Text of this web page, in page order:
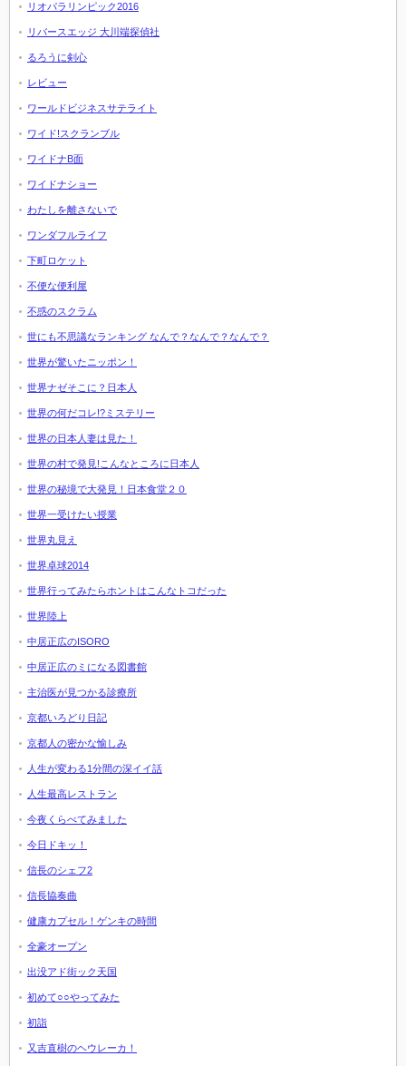
リオパラリンピック2016
リバースエッジ 大川端探偵社
るろうに剣心
レビュー
ワールドビジネスサテライト
ワイド!スクランブル
ワイドナB面
ワイドナショー
わたしを離さないで
ワンダフルライフ
下町ロケット
不便な便利屋
不惑のスクラム
世にも不思議なランキング なんで？なんで？なんで？
世界が驚いたニッポン！
世界ナゼそこに？日本人
世界の何だコレ!?ミステリー
世界の日本人妻は見た！
世界の村で発見!こんなところに日本人
世界の秘境で大発見！日本食堂２０
世界一受けたい授業
世界丸見え
世界卓球2014
世界行ってみたらホントはこんなトコだった
世界陸上
中居正広のISORO
中居正広のミになる図書館
主治医が見つかる診療所
京都いろどり日記
京都人の密かな愉しみ
人生が変わる1分間の深イイ話
人生最高レストラン
今夜くらべてみました
今日ドキッ！
信長のシェフ2
信長協奏曲
健康カプセル！ゲンキの時間
全豪オープン
出没アド街ック天国
初めて○○やってみた
初詣
又吉直樹のヘウレーカ！